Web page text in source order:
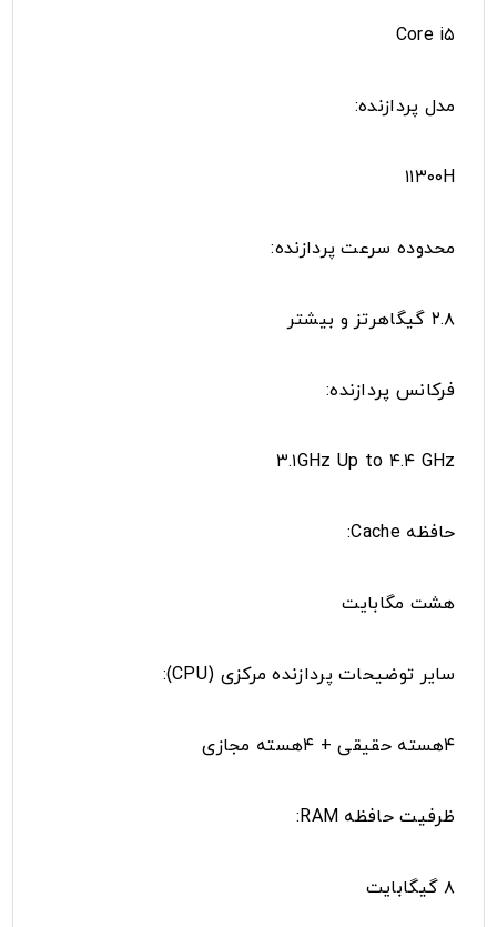
Core i۵
مدل پردازنده:
۱۱۳۰۰H
محدوده سرعت پردازنده:
۲.۸ گیگاهرتز و بیشتر
فرکانس پردازنده:
۳.۱GHz Up to ۴.۴ GHz
حافظه Cache:
هشت مگابایت
سایر توضیحات پردازنده مرکزی (CPU):
۴هسته حقیقی + ۴هسته مجازی
ظرفیت حافظه RAM:
۸ گیگابایت